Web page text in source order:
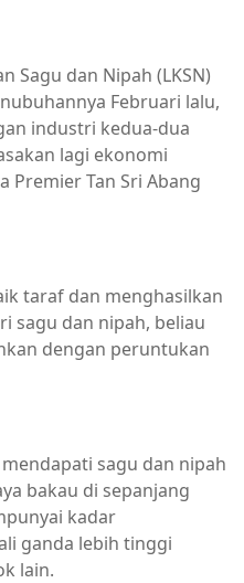
Sagu dan Nipah (LKSN)
Februari lalu,
industri kedua-dua
lagi ekonomi
Premier Tan Sri Abang
taraf dan menghasilkan
sagu dan nipah, beliau
dengan peruntukan
sagu dan nipah
bakau di sepanjang
kadar
ganda lebih tinggi
lain.